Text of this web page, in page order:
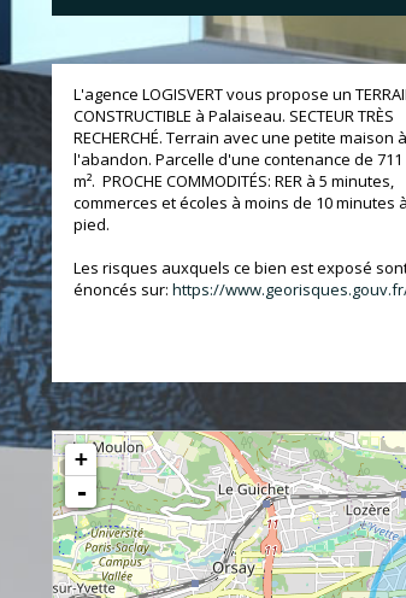
L'agence LOGISVERT vous propose un
CONSTRUCTIBLE à Palaiseau. SECTEUR TRÈS
RECHERCHÉ. Terrain avec une petite maison à
l'abandon. Parcelle d'une contenance de 711
m². PROCHE COMMODITÉS: RER à 5 minutes,
commerces et écoles à moins de 10 minutes à
pied.
Les risques auxquels ce bien est exposé
énoncés sur: https://
+
-